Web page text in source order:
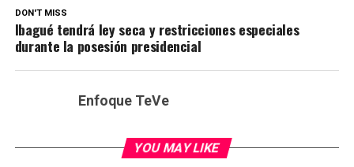
DON'T MISS
Ibagué tendrá ley seca y restricciones especiales
durante la posesión presidencial
Enfoque TeVe
YOU MAY LIKE